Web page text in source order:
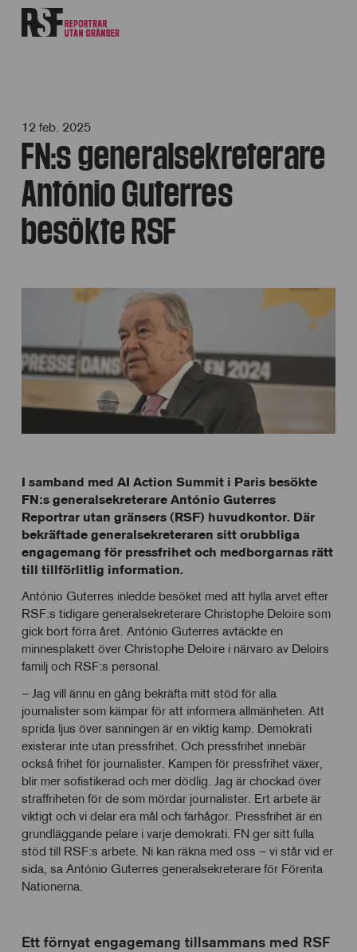
12 feb. 2025
FN:s generalsekreterare
António Guterres
besökte RSF
I samband med AI Action Summit i Paris besökte
FN:s generalsekreterare António Guterres
Reportrar utan gränsers (RSF) huvudkontor. Där
bekräftade generalsekreteraren sitt orubbliga
engagemang för pressfrihet och medborgarnas rätt
till tillförlitlig information.
António Guterres inledde besöket med att hylla arvet efter
RSF:s tidigare generalsekreterare Christophe Deloire som
gick bort förra året. António Guterres avtäckte en
minnesplakett över Christophe Deloire i närvaro av Deloirs
familj och RSF:s personal.
– Jag vill ännu en gång bekräfta mitt stöd för alla
journalister som kämpar för att informera allmänheten. Att
sprida ljus över sanningen är en viktig kamp. Demokrati
existerar inte utan pressfrihet. Och pressfrihet innebär
också frihet för journalister. Kampen för pressfrihet växer,
blir mer sofistikerad och mer dödlig. Jag är chockad över
straffriheten för de som mördar journalister. Ert arbete är
viktigt och vi delar era mål och farhågor. Pressfrihet är en
grundläggande pelare i varje demokrati. FN ger sitt fulla
stöd till RSF:s arbete. Ni kan räkna med oss – vi står vid er
sida, sa António Guterres generalsekreterare för Förenta
Nationerna.
Ett förnyat engagemang tillsammans med RSF